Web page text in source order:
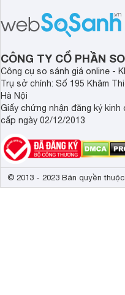
CÔNG TY CỔ PHẦN
Công cụ so sánh giá online -
Trụ sở chính: Số 195 Khâm
Hà Nội
Giấy chứng nhận đăng ký kinh
cấp ngày 02/12/2013
© 2013 - 2023 Bản quyền